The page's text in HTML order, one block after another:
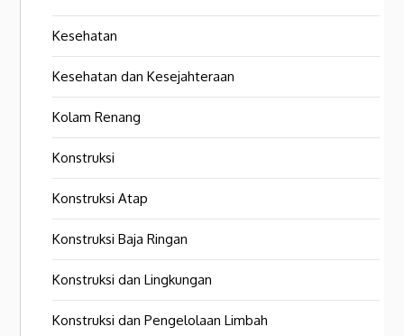
Kesehatan
Kesehatan dan Kesejahteraan
Kolam Renang
Konstruksi
Konstruksi Atap
Konstruksi Baja Ringan
Konstruksi dan Lingkungan
Konstruksi dan Pengelolaan Limbah